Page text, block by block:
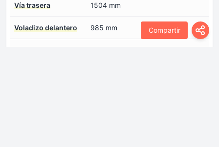
Compartir
Vía trasera 1504 mm
Voladizo delantero 985 mm